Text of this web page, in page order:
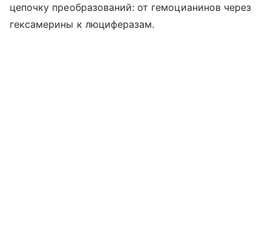
цепочку преобразований: от гемоцианинов через
гексамерины к люциферазам.